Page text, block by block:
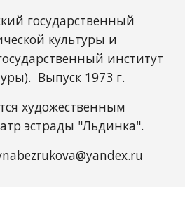
государственный
культуры и
институт
Выпуск 1973 г.
художественным
эстрады "Льдинка".